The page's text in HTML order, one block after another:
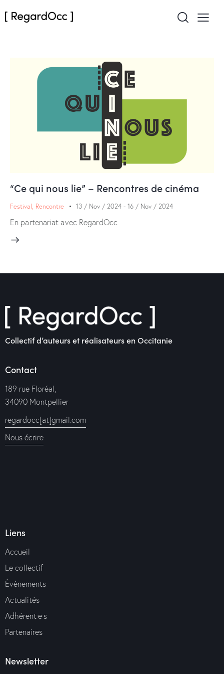
“Ce qui nous lie” – Rencontres de cinéma
Festival, Rencontre 13 / Nov / 2024 - 16 / Nov / 2024
En partenariat avec RegardOcc
Collectif d’auteurs et réalisateurs en Occitanie
Contact
189 rue Floréal,
34090 Montpellier
regardocc[at]gmail.com
Nous écrire
Liens
Accueil
Le collectif
Évènements
Actualités
Adhérent·e·s
Partenaires
Newsletter